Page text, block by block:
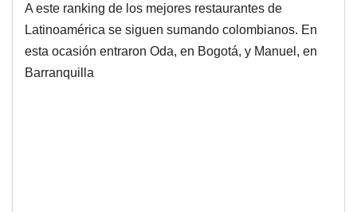
A este ranking de los mejores restaurantes de
Latinoamérica se siguen sumando colombianos. En
esta ocasión entraron Oda, en Bogotá, y Manuel, en
Barranquilla